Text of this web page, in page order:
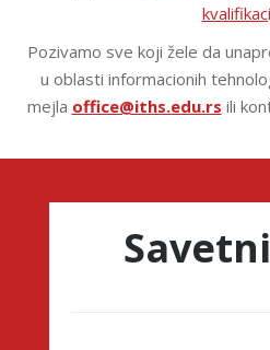
Pozivamo sve koji žele da
u oblasti informacionih
mejla office@iths.edu.rs ili